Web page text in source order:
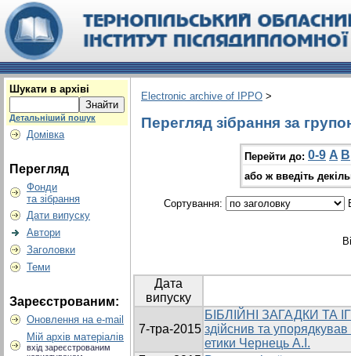
Шукати в архіві
Детальніший пошук
Домівка
Перегляд
Фонди
та зібрання
Дати випуску
Автори
Заголовки
Теми
Зареєстрованим:
Оновлення на e-mail
Мій архів матеріалів
вхід зареєстрованим
Electronic archive of IPPO >
Перегляд зібрання за
Перейти до: 0-9 A B
або ж введіть
Сортування:
Дата
випуску
7-тра-2015
БІБЛІЙНІ ЗАГАДКИ ТА
здійснив та
етики Чернець А.І.